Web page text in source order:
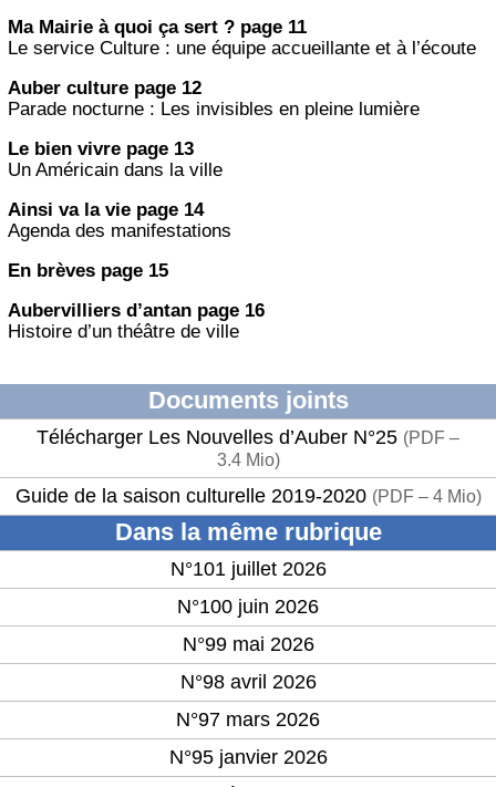
Ma Mairie à quoi ça sert ? page 11
Le service Culture : une équipe accueillante et à l’écoute
Auber culture page 12
Parade nocturne : Les invisibles en pleine lumière
Le bien vivre page 13
Un Américain dans la ville
Ainsi va la vie page 14
Agenda des manifestations
En brèves page 15
Aubervilliers d’antan page 16
Histoire d’un théâtre de ville
Documents joints
Télécharger Les Nouvelles d’Auber N°25 (PDF –
3.4 Mio)
Guide de la saison culturelle 2019-2020 (PDF – 4 Mio)
Dans la même rubrique
N°101 juillet 2026
N°100 juin 2026
N°99 mai 2026
N°98 avril 2026
N°97 mars 2026
N°95 janvier 2026